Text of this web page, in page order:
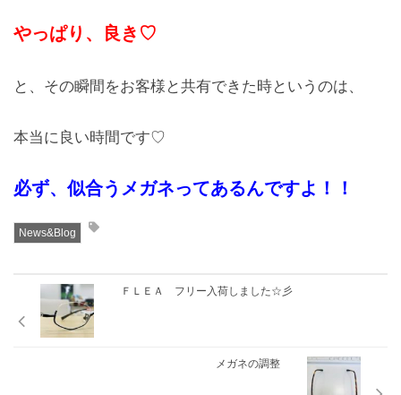
アクセス
CONTACT
やっぱり、良き♡
と、その瞬間をお客様と共有できた時というのは、
本当に良い時間です♡
必ず、似合うメガネってあるんですよ！！
News&Blog
ＦＬＥＡ フリー入荷しました☆彡
メガネの調整